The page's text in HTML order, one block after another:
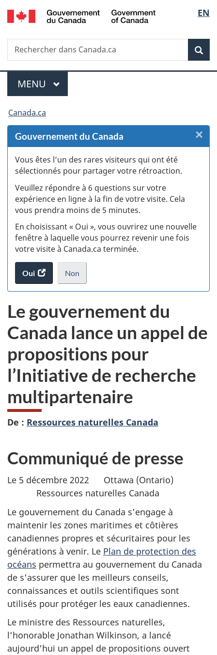
Passer
au
des
Passer
au
principal
Passer
à
Au
du
Passer
à
version
simplifiée
de
la
EN
Recherche
Rechercher
dans
Menu
MENU PRINCIPAL
Vous
êtes
ici :
Canada.ca
Gouvernement du Canada
Vous êtes l’un des rares visiteurs qui ont été
sélectionnés pour partager votre rétroaction.
Veuillez répondre à 6 questions sur votre
expérience en ligne à la fin de votre visite. Cela
vous prendra moins de 5 minutes.
En choisissant « Oui », vous ouvrirez une nouvelle
fenêtre à laquelle vous pourrez revenir une fois
votre visite à Canada.ca terminée.
Oui
accéder
au
Non
je
veux
pas
participer
au
sondage
du
site
web,
.
×
Le gouvernement du
Canada lance un appel de
propositions pour
l’Initiative de recherche
multipartenaire
De : Ressources naturelles Canada
Communiqué de presse
Le 5 décembre 2022 Ottawa (Ontario)
Ressources naturelles Canada
Le gouvernement du Canada s’engage à
maintenir les zones maritimes et côtières
canadiennes propres et sécuritaires pour les
générations à venir. Le Plan de protection des
océans permettra au gouvernement du Canada
de s’assurer que les meilleurs conseils,
connaissances et outils scientifiques sont
utilisés pour protéger les eaux canadiennes.
Le ministre des Ressources naturelles,
l’honorable Jonathan Wilkinson, a lancé
aujourd’hui un appel de propositions ouvert